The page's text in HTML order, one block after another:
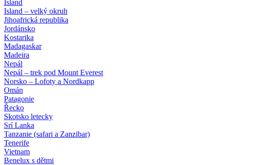
Island
Island – velký okruh
Jihoafrická republika
Jordánsko
Kostarika
Madagaskar
Madeira
Nepál
Nepál – trek pod Mount Everest
Norsko – Lofoty a Nordkapp
Omán
Patagonie
Řecko
Skotsko letecky
Srí Lanka
Tanzanie (safari a Zanzibar)
Tenerife
Vietnam
Benelux s dětmi